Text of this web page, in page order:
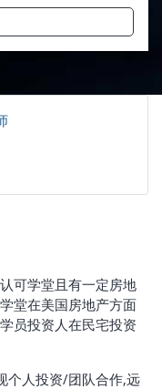
可学堂且有一定房地
堂在美国房地产方面
员投资人在民宅投资
个人投资/团队合作,远